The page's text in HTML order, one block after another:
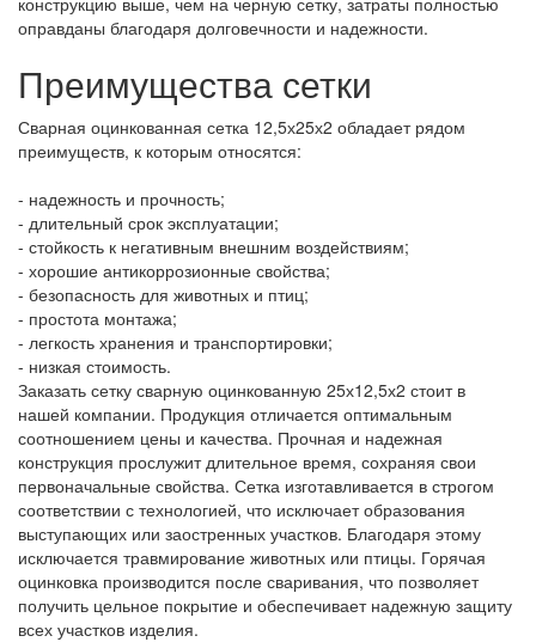
оправданы благодаря долговечности и надежности.
Преимущества сетки
Сварная оцинкованная сетка 12,5х25х2 обладает рядом
преимуществ, к которым относятся:
- надежность и прочность;
- длительный срок эксплуатации;
- стойкость к негативным внешним воздействиям;
- хорошие антикоррозионные свойства;
- безопасность для животных и птиц;
- простота монтажа;
- легкость хранения и транспортировки;
- низкая стоимость.
Заказать сетку сварную оцинкованную 25х12,5х2 стоит в
нашей компании. Продукция отличается оптимальным
соотношением цены и качества. Прочная и надежная
конструкция прослужит длительное время, сохраняя свои
первоначальные свойства. Сетка изготавливается в строгом
соответствии с технологией, что исключает образования
выступающих или заостренных участков. Благодаря этому
исключается травмирование животных или птицы. Горячая
оцинковка производится после сваривания, что позволяет
получить цельное покрытие и обеспечивает надежную защиту
всех участков изделия.